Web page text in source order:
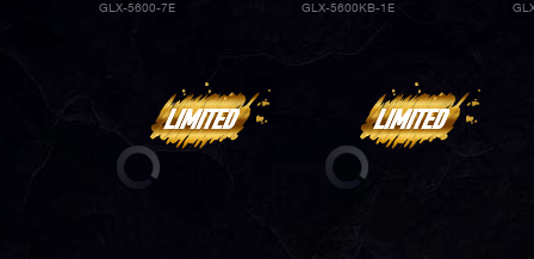
GLX-5600-7E GLX-5600KB-1E